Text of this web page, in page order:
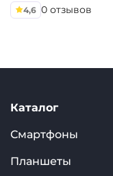
4,6 0 отзывов
Каталог
Смартфоны
Планшеты